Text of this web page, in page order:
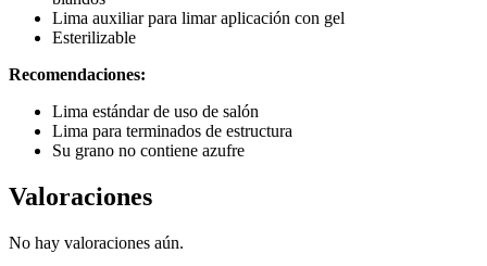
Lima auxiliar para limar aplicación con gel
Esterilizable
Recomendaciones:
Lima estándar de uso de salón
Lima para terminados de estructura
Su grano no contiene azufre
Valoraciones
No hay valoraciones aún.